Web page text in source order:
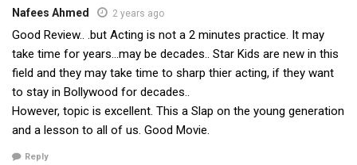
Nafees Ahmed 2 years ago
Good Review.. .but Acting is not a 2 minutes practice. It may
take time for years…may be decades.. Star Kids are new in this
field and they may take time to sharp thier acting, if they want
to stay in Bollywood for decades..
However, topic is excellent. This a Slap on the young generation
and a lesson to all of us. Good Movie.
Reply